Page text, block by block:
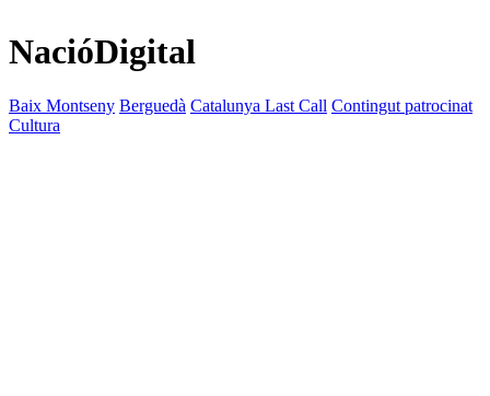
NacióDigital
Baix Montseny Berguedà Catalunya Last Call Contingut patrocinat
Cultura